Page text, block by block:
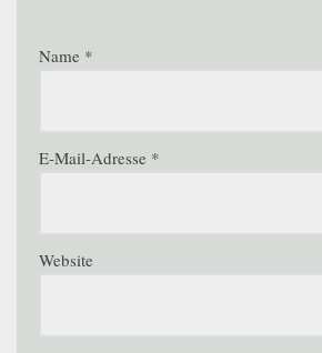
Name *
E-Mail-Adresse *
Website